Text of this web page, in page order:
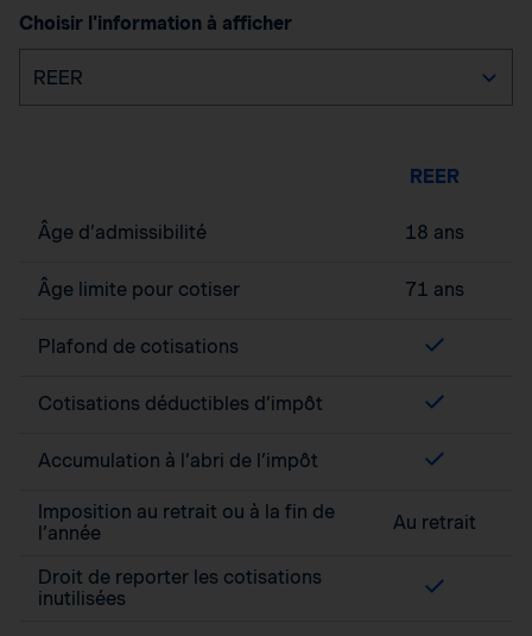
Choisir l'information à afficher
REER
Âge d’admissibilité 18 ans
Âge limite pour cotiser 71 ans
Plafond de cotisations
Cotisations déductibles d’impôt
Accumulation à l’abri de l’impôt
Imposition au retrait ou à la fin de
l’année
Au retrait
Droit de reporter les cotisations
inutilisées